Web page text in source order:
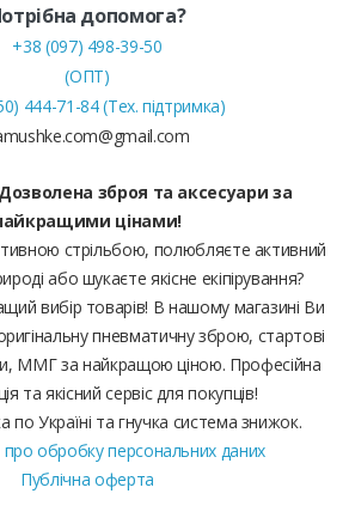
допомога?
+38 (097) 498-39-50
(ОПТ)
444-71-84 (Тех. підтримка)
Дозволена зброя та аксесуари за
цінами!
стрільбою, полюбляєте активний
або шукаєте якісне екіпірування?
вибір товарів! В нашому магазині Ви
пневматичну зброю, стартові
ММГ за найкращою ціною. Професійна
та якісний сервіс для покупців!
по Україні та гнучка система знижок.
обробку персональних даних
Публічна оферта